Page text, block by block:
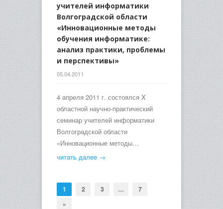
учителей информатики
Волгоградской области
«Инновационные методы
обучения информатике:
анализ практики, проблемы
и перспективы»
05.04.2011
4 апреля 2011 г. состоялся X
областной научно-практический
семинар учителей информатики
Волгоградской области
«Инновационные методы…
читать далее →
1 2 3 …
7
»